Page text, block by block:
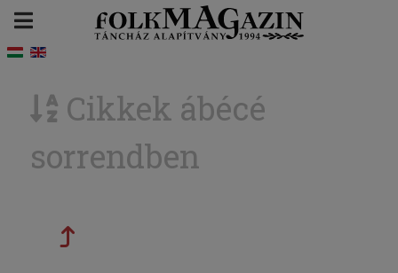
Cikkek ábécé
sorrendben